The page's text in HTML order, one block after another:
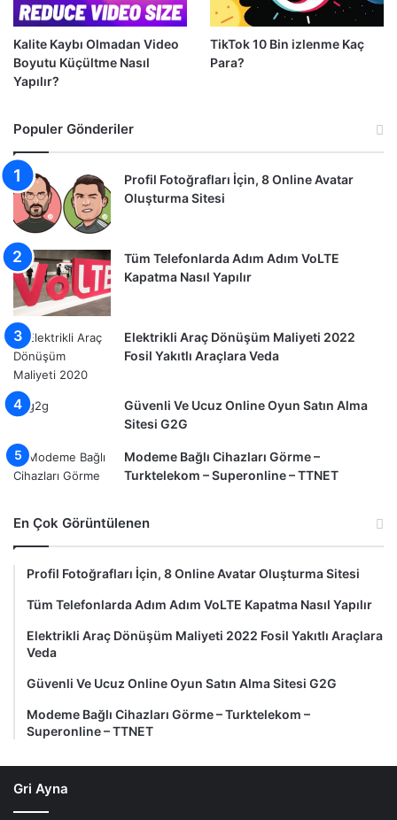
Kalite Kaybı Olmadan Video
Boyutu Küçültme Nasıl
Yapılır?
TikTok 10 Bin izlenme Kaç
Para?
Populer Gönderiler
Profil Fotoğrafları İçin, 8 Online Avatar
Oluşturma Sitesi
Tüm Telefonlarda Adım Adım VoLTE
Kapatma Nasıl Yapılır
Elektrikli Araç Dönüşüm Maliyeti 2022
Fosil Yakıtlı Araçlara Veda
Güvenli Ve Ucuz Online Oyun Satın Alma
Sitesi G2G
Modeme Bağlı Cihazları Görme –
Turktelekom – Superonline – TTNET
En Çok Görüntülenen
Profil Fotoğrafları İçin, 8 Online Avatar Oluşturma Sitesi
Tüm Telefonlarda Adım Adım VoLTE Kapatma Nasıl Yapılır
Elektrikli Araç Dönüşüm Maliyeti 2022 Fosil Yakıtlı Araçlara
Veda
Güvenli Ve Ucuz Online Oyun Satın Alma Sitesi G2G
Modeme Bağlı Cihazları Görme – Turktelekom –
Superonline – TTNET
Gri Ayna